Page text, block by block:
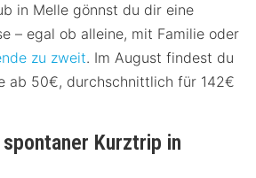
in Melle gönnst du dir eine
– egal ob alleine, mit Familie oder
zu zweit. Im August findest du
ab 50€, durchschnittlich für 142€
Kurztrip in